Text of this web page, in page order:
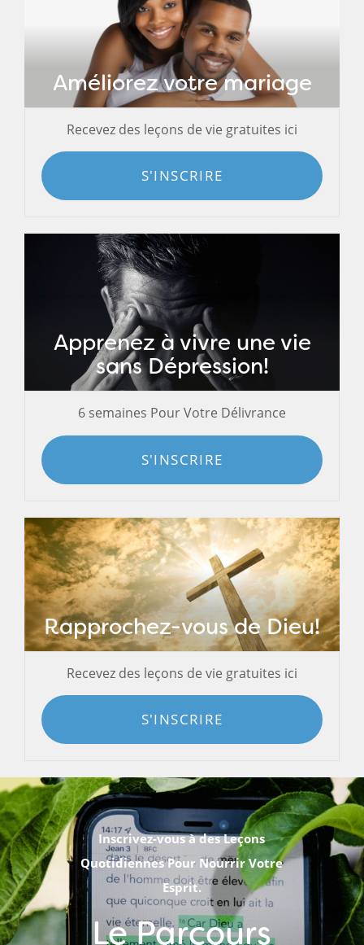
Améliorez votre mariage
Recevez des leçons de vie gratuites ici
S'INSCRIRE
Apprenez à vivre une vie
sans Dépression!
6 semaines Pour Votre Délivrance
S'INSCRIRE
Rapprochez-vous de Dieu!
Recevez des leçons de vie gratuites ici
S'INSCRIRE
Inscrivez-vous à des Leçons
Quotidiennes Pour Nourrir Votre
Esprit.
Le Parcours